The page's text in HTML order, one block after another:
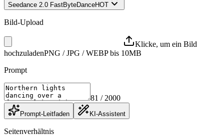
Seedance 2.0 FastByteDanceHOT
Bild-Upload
Klicke, um ein Bild
hochzuladenPNG / JPG / WEBP bis 10MB
Prompt
81 / 2000
Prompt-Leitfaden KI-Assistent
Seitenverhältnis